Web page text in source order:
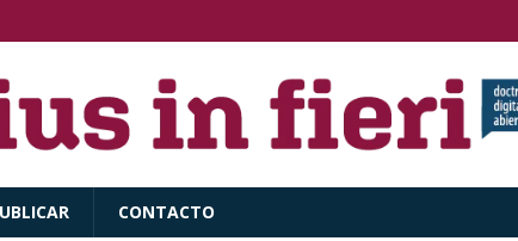
CONTACTO